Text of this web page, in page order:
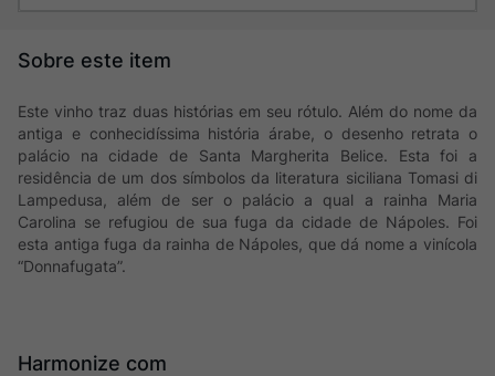
Este vinho traz duas histórias em seu rótulo. Além do nome da
antiga e conhecidíssima história árabe, o desenho retrata o
palácio na cidade de Santa Margherita Belice. Esta foi a
residência de um dos símbolos da literatura siciliana Tomasi di
Lampedusa, além de ser o palácio a qual a rainha Maria
Carolina se refugiou de sua fuga da cidade de Nápoles. Foi
esta antiga fuga da rainha de Nápoles, que dá nome a vinícola
“Donnafugata”.
Harmonize com